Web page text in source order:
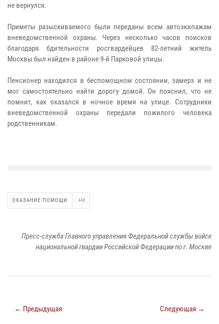
не вернулся.
Приметы разыскиваемого были переданы всем автоэкипажам
вневедомственной охраны. Через несколько часов поисков
благодаря бдительности росгвардейцев 82-летний житель
Москвы был найден в районе 9-й Парковой улицы.
Пенсионер находился в беспомощном состоянии, замерз и не
мог самостоятельно найти дорогу домой. Он пояснил, что не
помнит, как оказался в ночное время на улице. Сотрудники
вневедомственной охраны передали пожилого человека
родственникам.
ОКАЗАНИЕ ПОМОЩИ 448
Пресс-служба Главного управления Федеральной службы войск
национальной гвардии Российской Федерации по г. Москве
← Предыдущая Следующая →